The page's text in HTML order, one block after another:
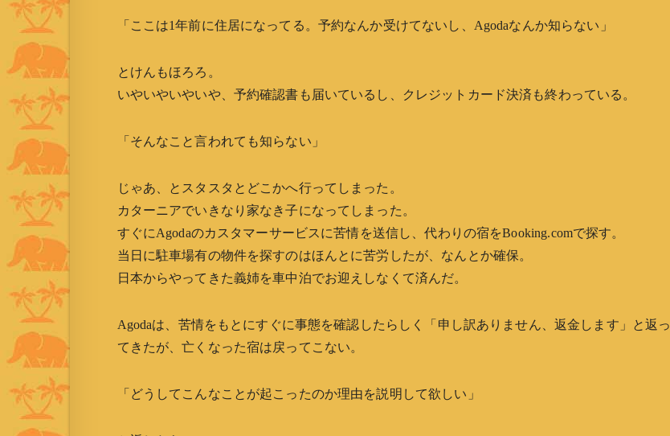
「ここは1年前に住居になってる。予約なんか受けてないし、Agodaなんか知らない」
とけんもほろろ。
いやいやいやいや、予約確認書も届いているし、クレジットカード決済も終わっている。
「そんなこと言われても知らない」
じゃあ、とスタスタとどこかへ行ってしまった。
カターニアでいきなり家なき子になってしまった。
すぐにAgodaのカスタマーサービスに苦情を送信し、代わりの宿をBooking.comで探す。
当日に駐車場有の物件を探すのはほんとに苦労したが、なんとか確保。
日本からやってきた義姉を車中泊でお迎えしなくて済んだ。
Agodaは、苦情をもとにすぐに事態を確認したらしく「申し訳ありません、返金します」と返っ
てきたが、亡くなった宿は戻ってこない。
「どうしてこんなことが起こったのか理由を説明して欲しい」